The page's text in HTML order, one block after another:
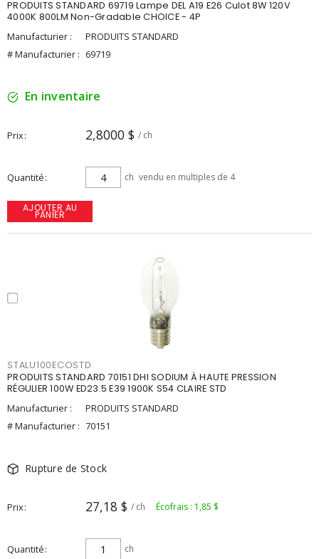
PRODUITS STANDARD 69719 Lampe DEL A19 E26 Culot 8W 120V
4000K 800LM Non-Gradable CHOICE - 4P
Manufacturier :
PRODUITS STANDARD
# Manufacturier : 69719
En inventaire
Prix 2,8000 $ / ch
Quantité ch vendu en multiples de 4
AJOUTER AU
PANIER
STALU100ECOSTD
PRODUITS STANDARD 70151 DHI SODIUM À HAUTE PRESSION
RÉGULIER 100W ED23.5 E39 1900K S54 CLAIRE STD
Manufacturier :
PRODUITS STANDARD
# Manufacturier : 70151
Rupture de Stock
Prix 27,18 $ / ch Écofrais : 1,85 $
Quantité ch